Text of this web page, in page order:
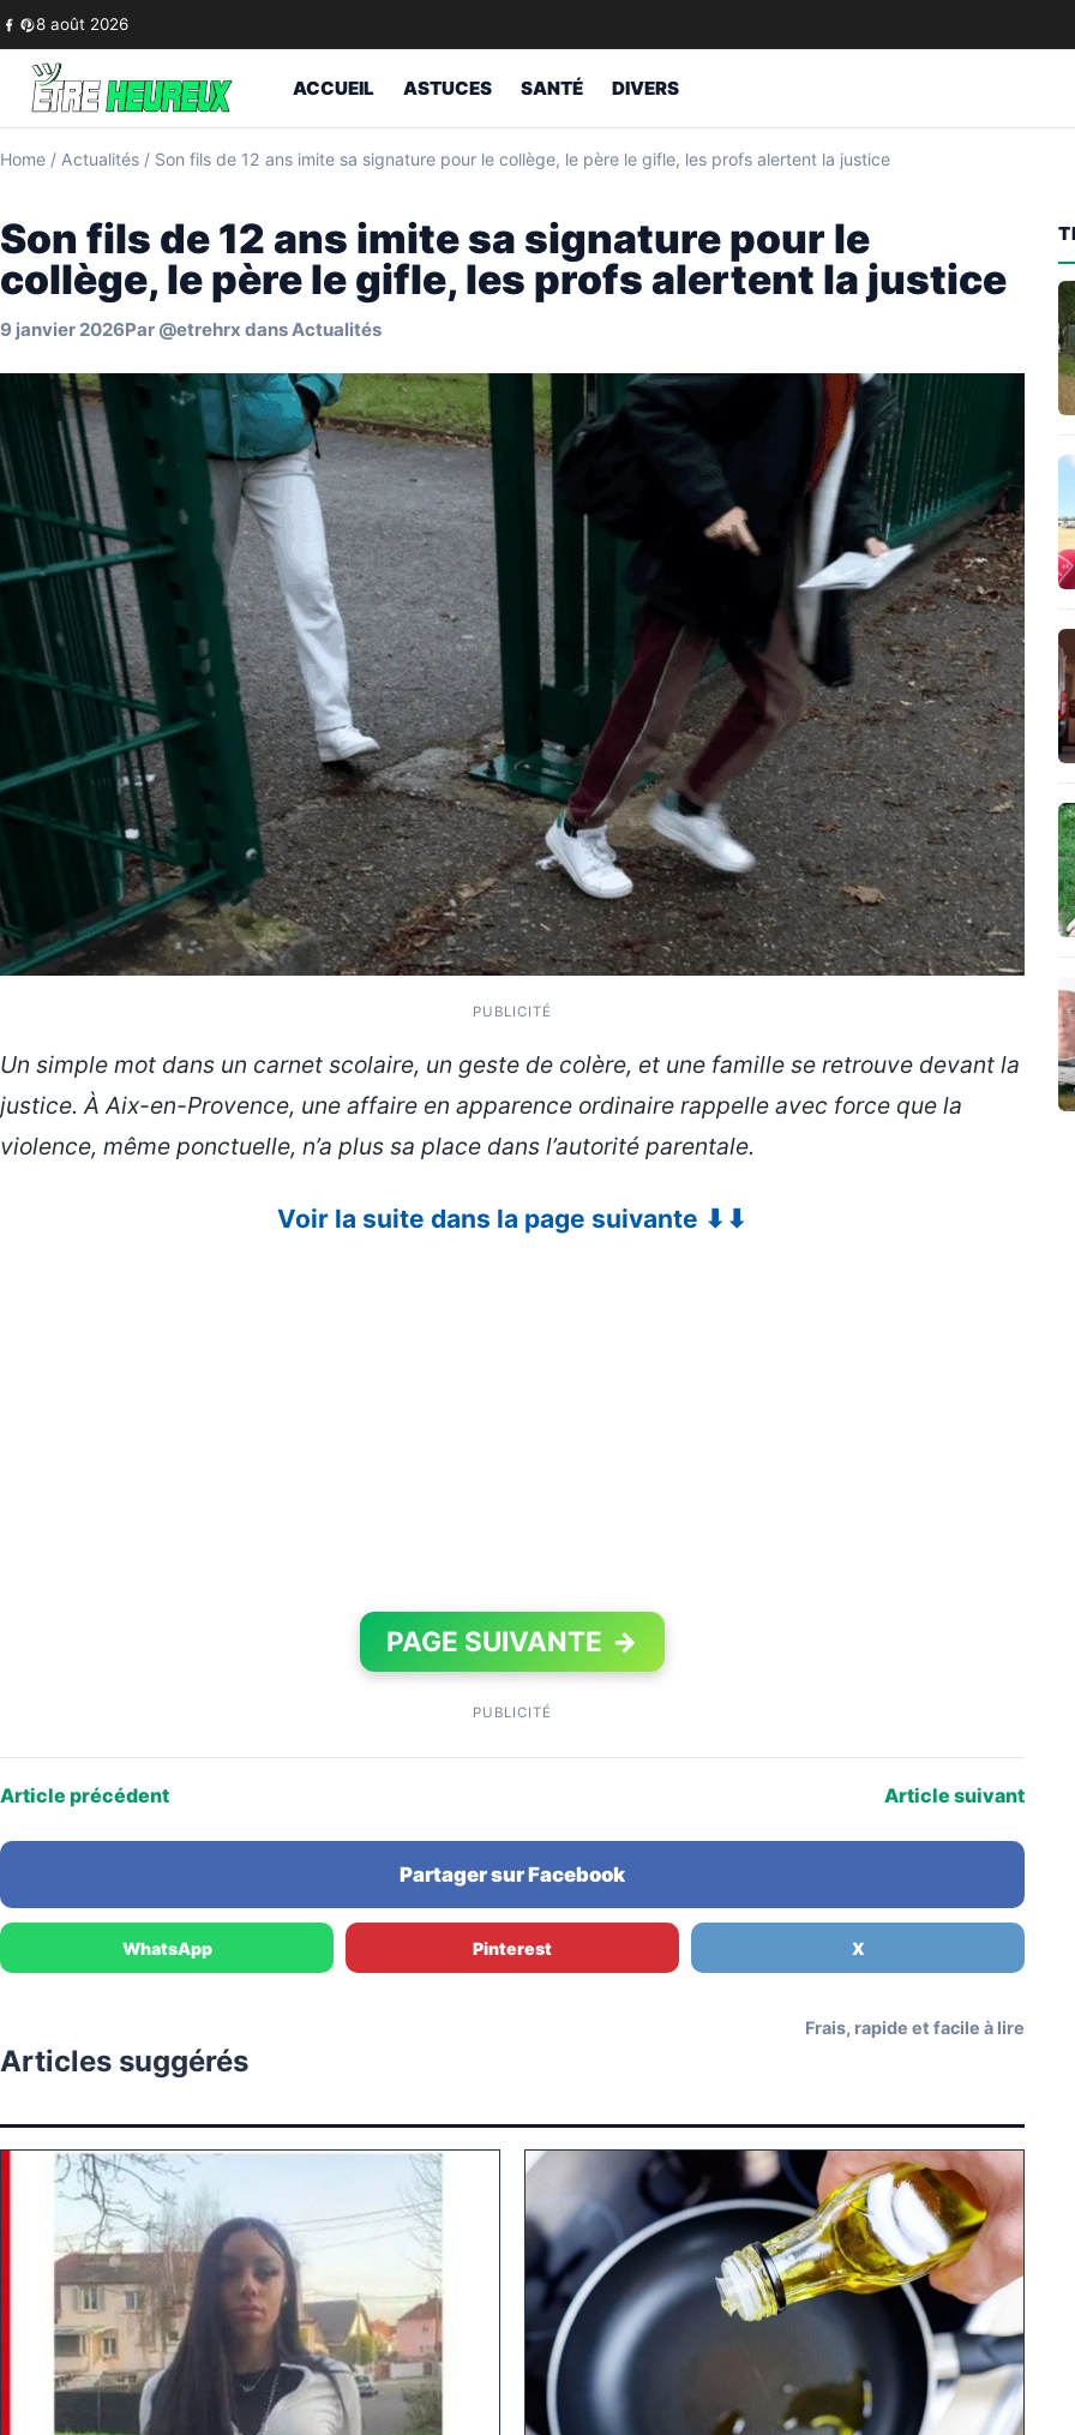
Skip to content
8 août 2026
ACCUEIL ASTUCES SANTÉ DIVERS
Home / Actualités / Son fils de 12 ans imite sa signature pour le collège, le père le gifle, les profs alertent la justice
Son fils de 12 ans imite sa signature pour le
collège, le père le gifle, les profs alertent la justice
9 janvier 2026Par @etrehrx dansActualités
PUBLICITÉ
Un simple mot dans un carnet scolaire, un geste de colère, et une famille se retrouve devant la
justice. À Aix-en-Provence, une affaire en apparence ordinaire rappelle avec force que la
violence, même ponctuelle, n’a plus sa place dans l’autorité parentale.
Voir la suite dans la page suivante ⬇⬇
PAGE SUIVANTE →
PUBLICITÉ
Article précédent Article suivant
Partager sur Facebook
WhatsApp Pinterest X
Articles suggérés
Frais, rapide et facile à lire